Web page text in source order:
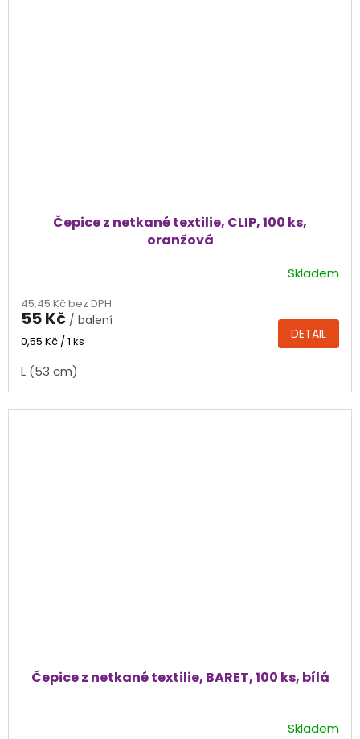
Čepice z netkané textilie, CLIP, 100 ks,
oranžová
produktu
je
5,0
5
hvězdiček.
Skladem
45,45 Kč bez DPH
55 Kč / balení
Měrná
0,55 Kč / 1 ks DETAIL
L (53 cm)
Čepice z netkané textilie, BARET, 100 ks, bílá
Skladem